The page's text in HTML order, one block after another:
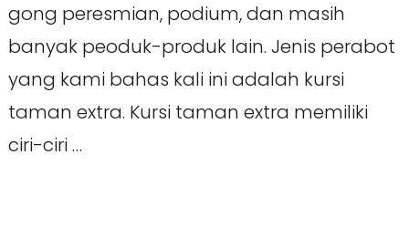
gong peresmian, podium, dan masih
banyak peoduk-produk lain. Jenis perabot
yang kami bahas kali ini adalah kursi
taman extra. Kursi taman extra memiliki
ciri-ciri …